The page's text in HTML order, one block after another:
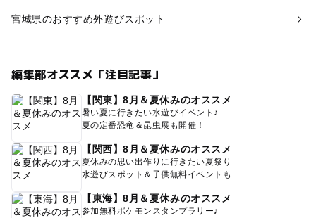
宮城県のおすすめ外遊びスポット
編集部オススメ「注目記事」
【関東】8月＆夏休みのオススメ
暑い夏に行きたい水遊びイベント♪
夏の定番恐竜＆昆虫展も開催！
【関西】8月＆夏休みのオススメ
夏休みの思い出作りに行きたい夏祭り
水遊びスポット＆子供無料イベントも
【東海】8月＆夏休みのオススメ
参加無料ポケモンスタンプラリー♪